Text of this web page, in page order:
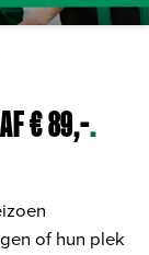
€ 89,-.
of hun plek